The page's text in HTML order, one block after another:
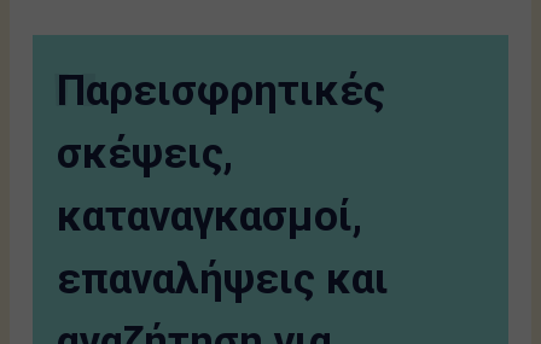
Παρεισφρητικές
σκέψεις,
καταναγκασμοί,
επαναλήψεις και